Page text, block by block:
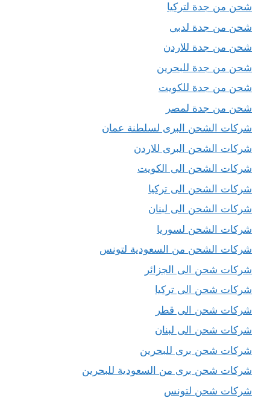
شحن من جدة لتركيا
شحن من جدة لدبى
شحن من جدة للاردن
شحن من جدة للبحرين
شحن من جدة للكويت
شحن من جدة لمصر
شركات الشحن البرى لسلطنة عمان
شركات الشحن البرى للاردن
شركات الشحن الى الكويت
شركات الشحن الى تركيا
شركات الشحن الى لبنان
شركات الشحن لسوريا
شركات الشحن من السعودية لتونس
شركات شحن الى الجزائر
شركات شحن الى تركيا
شركات شحن الى قطر
شركات شحن الى لبنان
شركات شحن برى للبحرين
شركات شحن برى من السعودية للبحرين
شركات شحن لتونس